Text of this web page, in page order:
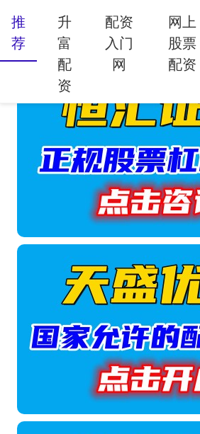
推
荐
升
富
配
资
配资
入门
网
网上
股票
配资